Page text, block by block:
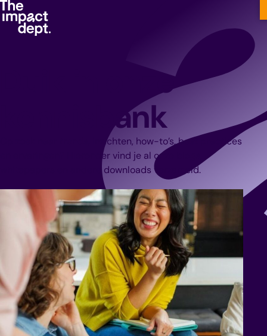
Duik in onze
kennisbank
Op zoek naar trends, inzichten, how-to’s, best practices
en ervaringen? Hieronder vind je al onze blogs,
whitepapers en andere downloads verzameld.